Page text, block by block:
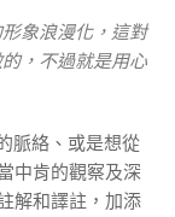
象浪漫化，這對
，不過就是用心
脈絡、或是想從
中肯的觀察及深
解和譯註，加添